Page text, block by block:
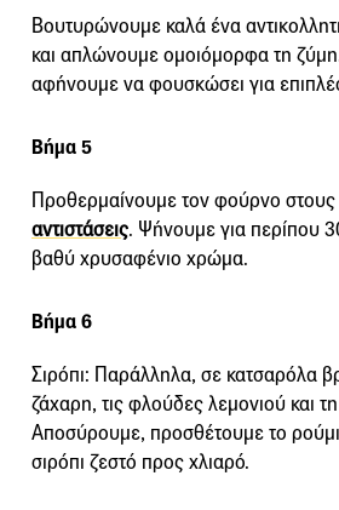
Βουτυρώνουμε καλά ένα
και απλώνουμε ομοιόμορφα τη
αφήνουμε να φουσκώσει για
Βήμα 5
Προθερμαίνουμε τον φούρνο
αντιστάσεις. Ψήνουμε για περίπου
βαθύ χρυσαφένιο χρώμα.
Βήμα 6
Σιρόπι: Παράλληλα, σε κατσαρόλα
ζάχαρη, τις φλούδες λεμονιού και τη
Αποσύρουμε, προσθέτουμε το ρούμι
σιρόπι ζεστό προς χλιαρό.